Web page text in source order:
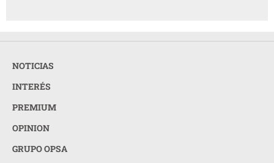
NOTICIAS
INTERÉS
PREMIUM
OPINION
GRUPO OPSA